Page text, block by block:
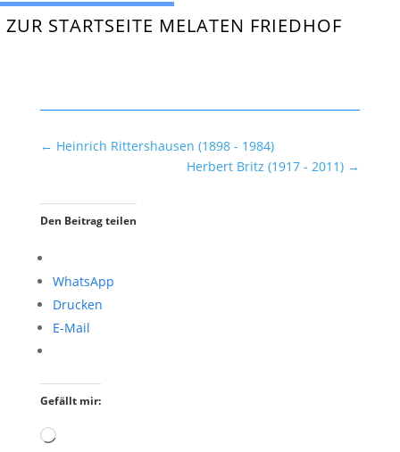
ZUR STARTSEITE MELATEN FRIEDHOF
← Heinrich Rittershausen (1898 - 1984)
Herbert Britz (1917 - 2011) →
Den Beitrag teilen
WhatsApp
Drucken
E-Mail
Gefällt mir:
Wird